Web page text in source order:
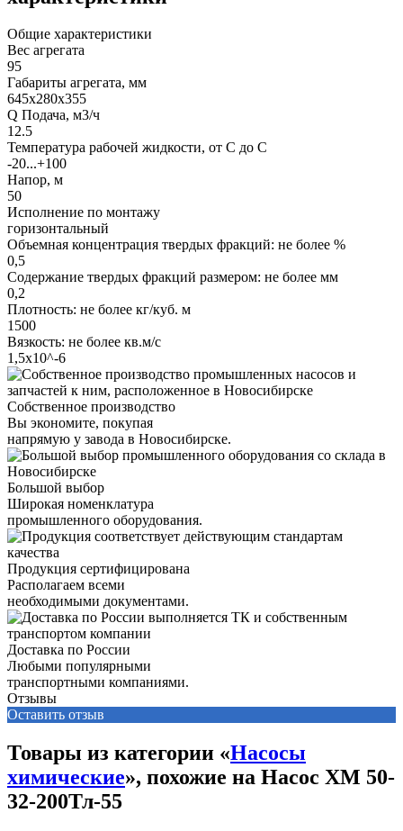
Общие характеристики
Вес агрегата
95
Габариты агрегата, мм
645х280х355
Q Подача, м3/ч
12.5
Температура рабочей жидкости, от С до С
-20...+100
Напор, м
50
Исполнение по монтажу
горизонтальный
Объемная концентрация твердых фракций: не более %
0,5
Содержание твердых фракций размером: не более мм
0,2
Плотность: не более кг/куб. м
1500
Вязкость: не более кв.м/с
1,5х10^-6
Собственное производство
Вы экономите, покупая
напрямую у завода в Новосибирске.
Большой выбор
Широкая номенклатура
промышленного оборудования.
Продукция сертифицирована
Располагаем всеми
необходимыми документами.
Доставка по России
Любыми популярными
транспортными компаниями.
Отзывы
Оставить отзыв
Товары из категории «Насосы
химические», похожие на Насос ХМ 50-
32-200Тл-55